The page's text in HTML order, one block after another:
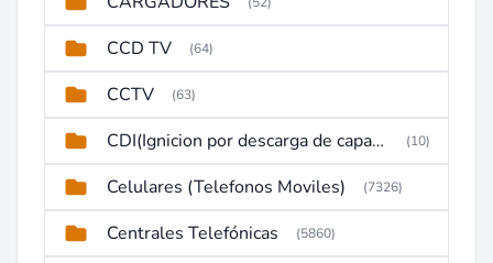
CCD TV (64)
CCTV (63)
CDI(Ignicion por descarga de capacitor) (10)
Celulares (Telefonos Moviles) (7326)
Centrales Telefónicas (5860)